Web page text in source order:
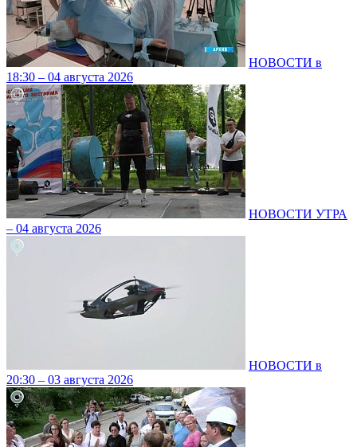
НОВОСТИ в
18:30 – 04 августа 2026
НОВОСТИ УТРА
– 04 августа 2026
НОВОСТИ в
20:30 – 03 августа 2026